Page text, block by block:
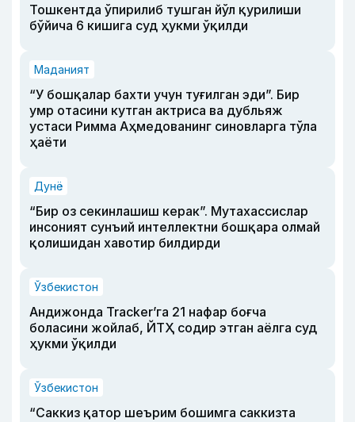
Тошкентда ўпирилиб тушган йўл қурилиши
бўйича 6 кишига суд ҳукми ўқилди
Маданият
“У бошқалар бахти учун туғилган эди”. Бир
умр отасини кутган актриса ва дубльяж
устаси Римма Аҳмедованинг синовларга тўла
ҳаёти
Дунё
“Бир оз секинлашиш керак”. Мутахассислар
инсоният сунъий интеллектни бошқара олмай
қолишидан хавотир билдирди
Ўзбекистон
Андижонда Tracker’га 21 нафар боғча
боласини жойлаб, ЙТҲ содир этган аёлга суд
ҳукми ўқилди
Ўзбекистон
“Саккиз қатор шеърим бошимга саккизта